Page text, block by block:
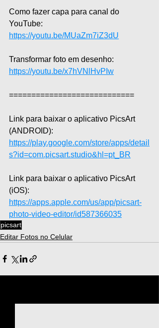
Como fazer capa para canal do
YouTube:
https://youtu.be/MUaZm7iZ3dU
Transformar foto em desenho:
https://youtu.be/x7hVNlHvPIw
============================
Link para baixar o aplicativo PicsArt
(ANDROID):
https://play.google.com/store/apps/detail
s?id=com.picsart.studio&hl=pt_BR
Link para baixar o aplicativo PicsArt
(iOS):
https://apps.apple.com/us/app/picsart-
photo-video-editor/id587366035
picsart
Editar Fotos no Celular